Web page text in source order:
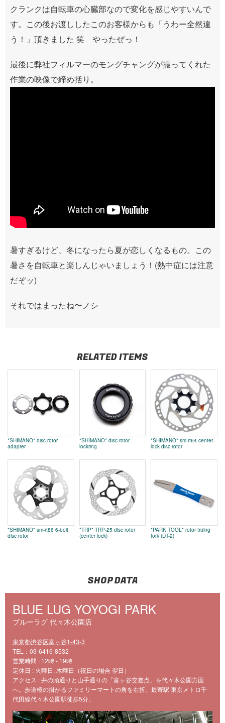
クランクは自転車の心臓部なので変化を感じやすいんで
す。この後お渡ししたこのお客様からも「うわー全然違
う！」頂きました 笑 やったぜっ！
最後に弊社フィルマーのモングチャングが撮ってくれた
作業の映像で締め括り。
暑すぎるけど、冬になったら夏が恋しくなるもの。この
暑さを自転車と楽しんじゃいましょう！(熱中症には注意
だぞッ)
それではまったね〜ノシ
RELATED ITEMS
*SHIMANO* disc rotor
adapter
*SHIMANO* disc rotor
lockring
*SHIMANO* sm-rt64 center-
lock disc rotor
*SHIMANO* sm-rt86 6-bolt
disc rotor
*TRP* TRP-25 disc rotor
(center lock)
*PARK TOOL* rotor truing
fork (DT-2)
SHOP DATA
BLUE LUG YOYOGI PARK
ブルーラグ 代々木公園店
東京都渋谷区富ヶ谷1-43-3
TEL：03-6416-8532
営業時間 : 12時 - 19時
定休日 : 火曜日, 木曜日（祝日の場合 翌日）
アクセス : 井の頭通りと山手通りの「富ヶ谷交差点」を代々木公園方面
へ。歩道橋の掛かるファミリーマートの角を右折。最寄駅 東京メトロ千
代田線代々木公園駅徒歩5分。